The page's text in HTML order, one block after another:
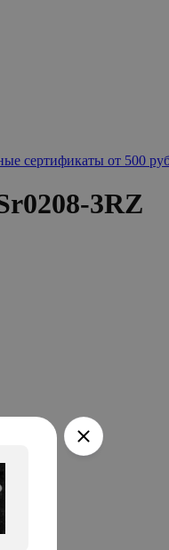
сертификаты от 500
3RZ